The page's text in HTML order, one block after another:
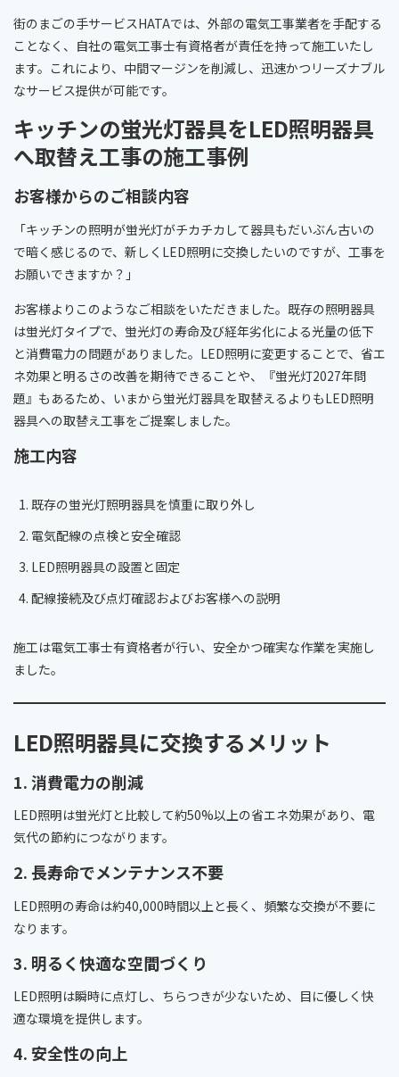
街のまごの手サービスHATAでは、外部の電気工事業者を手配する
ことなく、自社の電気工事士有資格者が責任を持って施工いたし
ます。これにより、中間マージンを削減し、迅速かつリーズナブル
なサービス提供が可能です。
キッチンの蛍光灯器具をLED照明器具
へ取替え工事の施工事例
お客様からのご相談内容
「キッチンの照明が蛍光灯がチカチカして器具もだいぶん古いの
で暗く感じるので、新しくLED照明に交換したいのですが、工事を
お願いできますか？」
お客様よりこのようなご相談をいただきました。既存の照明器具
は蛍光灯タイプで、蛍光灯の寿命及び経年劣化による光量の低下
と消費電力の問題がありました。LED照明に変更することで、省エ
ネ効果と明るさの改善を期待できることや、『蛍光灯2027年問
題』もあるため、いまから蛍光灯器具を取替えるよりもLED照明
器具への取替え工事をご提案しました。
施工内容
既存の蛍光灯照明器具を慎重に取り外し
電気配線の点検と安全確認
LED照明器具の設置と固定
配線接続及び点灯確認およびお客様への説明
施工は電気工事士有資格者が行い、安全かつ確実な作業を実施し
ました。
LED照明器具に交換するメリット
1. 消費電力の削減
LED照明は蛍光灯と比較して約50%以上の省エネ効果があり、電
気代の節約につながります。
2. 長寿命でメンテナンス不要
LED照明の寿命は約40,000時間以上と長く、頻繁な交換が不要に
なります。
3. 明るく快適な空間づくり
LED照明は瞬時に点灯し、ちらつきが少ないため、目に優しく快
適な環境を提供します。
4. 安全性の向上